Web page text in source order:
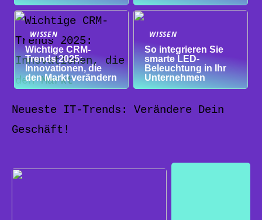
WISSEN
Wichtige CRM-
Trends 2025:
Innovationen, die
den Markt verändern
WISSEN
So integrieren Sie
smarte LED-
Beleuchtung in Ihr
Unternehmen
Neueste IT-Trends: Verändere Dein
Geschäft!